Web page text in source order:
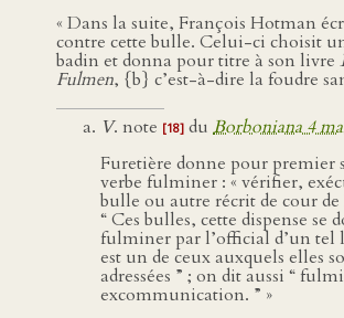
« Dans la suite, François Hotman
contre cette bulle. Celui-ci choisit
badin et donna pour titre à son livre
Fulmen, {b} c’est-à-dire la foudre
V. note [18] du Borboniana 4
Furetière donne pour premier
verbe fulminer : « vérifier,
bulle ou autre récrit de cour de
“ Ces bulles, cette dispense se
fulminer par l’official d’un tel
est un de ceux auxquels elles
adressées ” ; on dit aussi “
excommunication. ” »